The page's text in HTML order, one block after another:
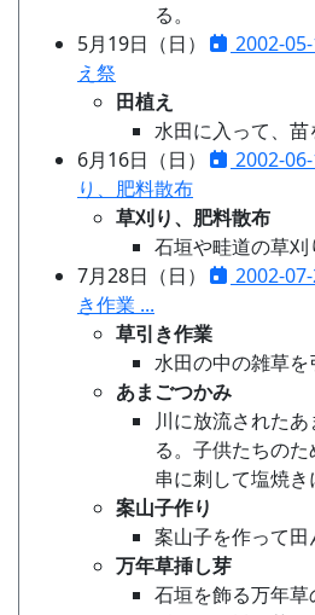
る。
5月19日（日）
2002-
え祭
田植え
水田に入って、苗
6月16日（日）
2002-
り、肥料散布
草刈り、肥料散布
石垣や畦道の草刈
7月28日（日）
2002-
き作業 ...
草引き作業
水田の中の雑草を
あまごつかみ
川に放流された
る。子供たちのた
串に刺して塩焼き
案山子作り
案山子を作って田
万年草挿し芽
石垣を飾る万年草